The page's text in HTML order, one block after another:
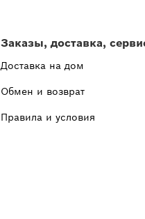
Заказы, доставка,
Доставка на дом
Обмен и возврат
Правила и условия